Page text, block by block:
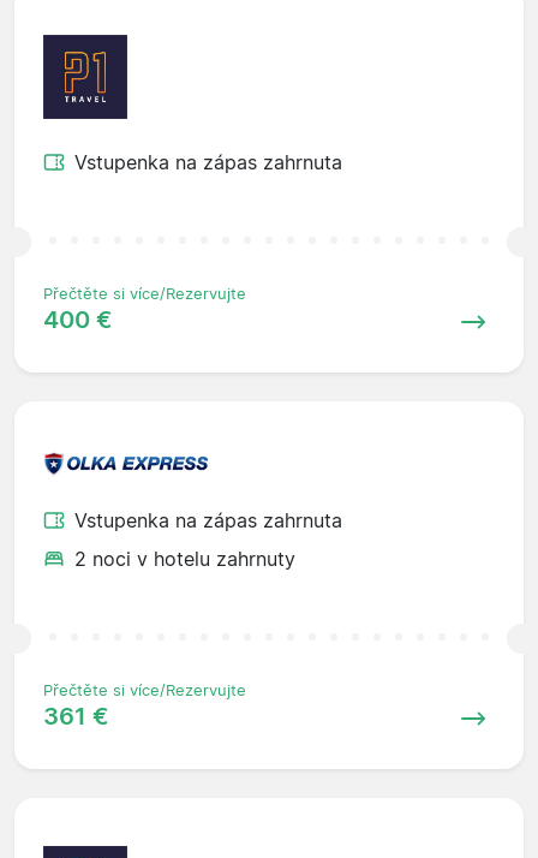
Vstupenka na zápas zahrnuta
Přečtěte si více/Rezervujte
400 €
Vstupenka na zápas zahrnuta
2 noci v hotelu zahrnuty
Přečtěte si více/Rezervujte
361 €